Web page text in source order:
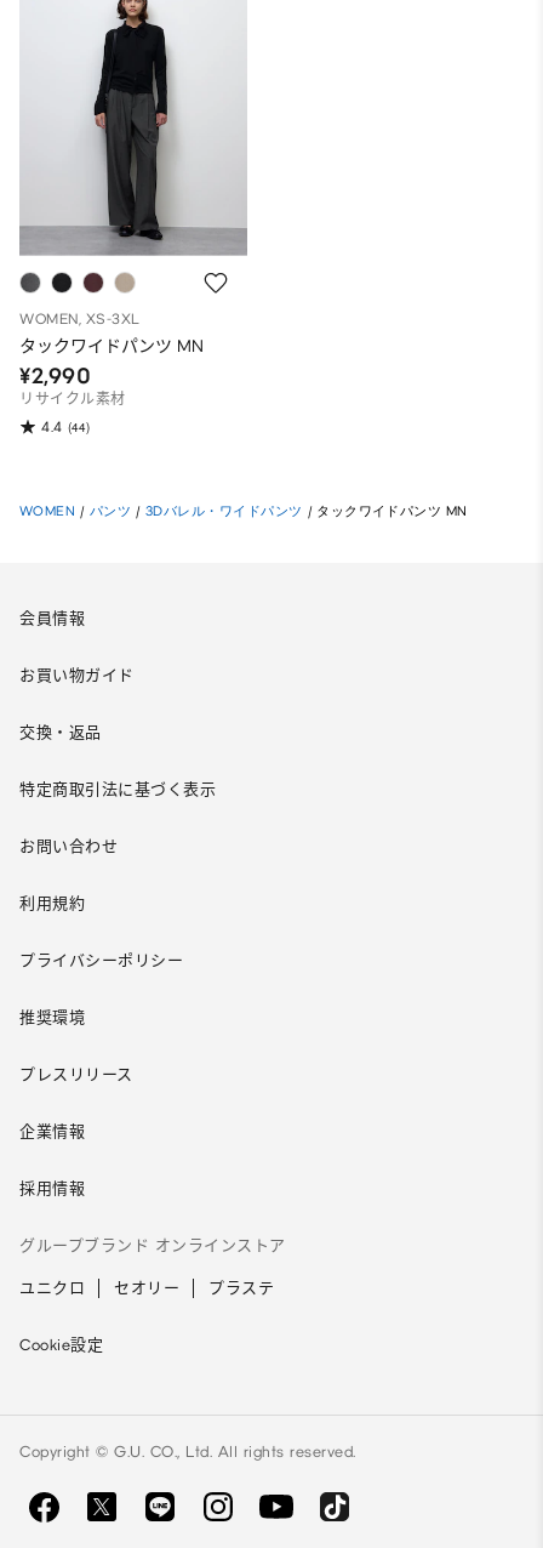
WOMEN, XS-3XL
タックワイドパンツ MN
¥2,990
リサイクル素材
4.4 (44)
WOMEN / パンツ / 3Dバレル・ワイドパンツ / タックワイドパンツ MN
会員情報
お買い物ガイド
交換・返品
特定商取引法に基づく表示
お問い合わせ
利用規約
プライバシーポリシー
推奨環境
プレスリリース
企業情報
採用情報
グループブランド オンラインストア
ユニクロ セオリー プラステ
Cookie設定
Copyright © G.U. CO., Ltd. All rights reserved.